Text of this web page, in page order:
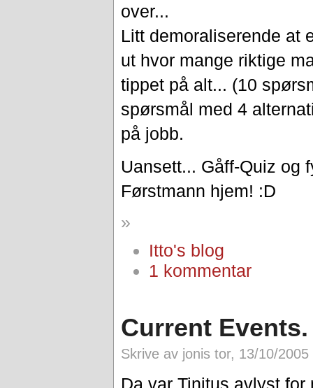
over...
Litt demoraliserende at
ut hvor mange riktige
tippet på alt... (10
spørsmål med 4
på jobb.
Uansett... Gåff-Quiz og
Førstmann hjem! :D
»
Itto's blog
1 kommentar
Current Events.
Skrive av jonis tor, 13/10/
Da var Tinitus avlyst for